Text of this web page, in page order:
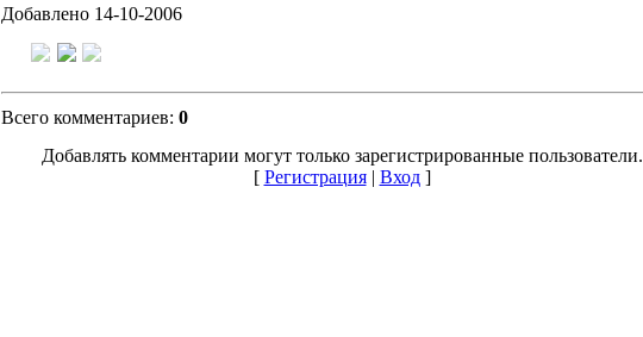
Добавлено14-10-2006
Всего комментариев: 0
Добавлять комментарии могут только зарегистрированные пользователи.
[ Регистрация| Вход]